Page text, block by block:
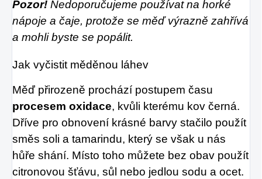
Pozor! Nedoporučujeme používat na horké
nápoje a čaje, protože se měď výrazně zahřívá
a mohli byste se popálit.
Jak vyčistit měděnou láhev
Měď přirozeně prochází postupem času
procesem oxidace, kvůli kterému kov černá.
Dříve pro obnovení krásné barvy stačilo použít
směs soli a tamarindu, který se však u nás
hůře shání. Místo toho můžete bez obav použít
citronovou šťávu, sůl nebo jedlou sodu a ocet.